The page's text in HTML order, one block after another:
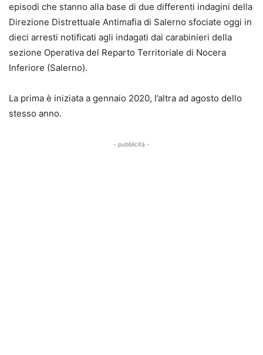
episodi che stanno alla base di due differenti indagini della
Direzione Distrettuale Antimafia di Salerno sfociate oggi in
dieci arresti notificati agli indagati dai carabinieri della
sezione Operativa del Reparto Territoriale di Nocera
Inferiore (Salerno).
La prima è iniziata a gennaio 2020, l’altra ad agosto dello
stesso anno.
- pubblicità -